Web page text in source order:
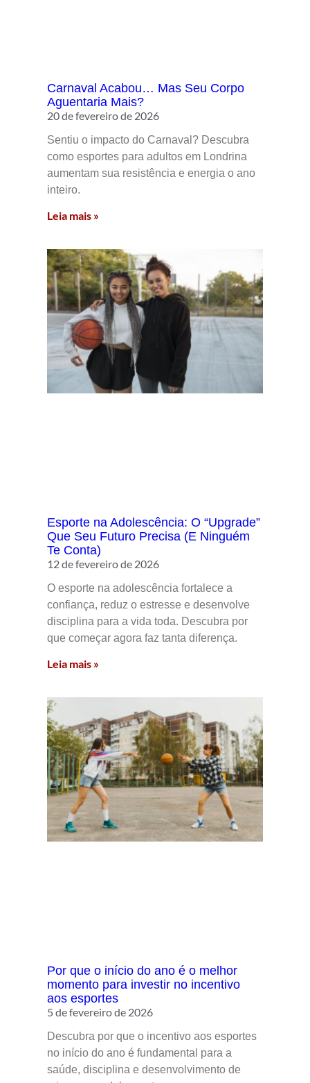
Carnaval Acabou… Mas Seu Corpo
Aguentaria Mais?
20 de fevereiro de 2026
Sentiu o impacto do Carnaval? Descubra
como esportes para adultos em Londrina
aumentam sua resistência e energia o ano
inteiro.
Leia mais »
Esporte na Adolescência: O “Upgrade”
Que Seu Futuro Precisa (E Ninguém
Te Conta)
12 de fevereiro de 2026
O esporte na adolescência fortalece a
confiança, reduz o estresse e desenvolve
disciplina para a vida toda. Descubra por
que começar agora faz tanta diferença.
Leia mais »
Por que o início do ano é o melhor
momento para investir no incentivo
aos esportes
5 de fevereiro de 2026
Descubra por que o incentivo aos esportes
no início do ano é fundamental para a
saúde, disciplina e desenvolvimento de